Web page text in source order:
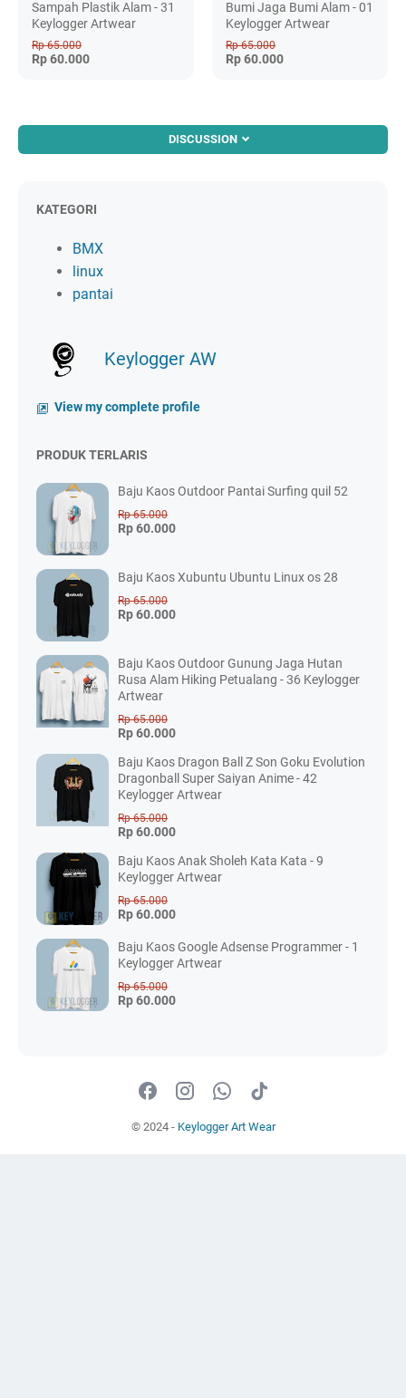
Sampah Plastik Alam - 31
Keylogger Artwear
Rp 65.000
Rp 60.000
Bumi Jaga Bumi Alam - 01
Keylogger Artwear
Rp 65.000
Rp 60.000
DISCUSSION
KATEGORI
BMX
linux
pantai
Keylogger AW
View my complete profile
PRODUK TERLARIS
Baju Kaos Outdoor Pantai Surfing quil 52
Rp 65.000
Rp 60.000
Baju Kaos Xubuntu Ubuntu Linux os 28
Rp 65.000
Rp 60.000
Baju Kaos Outdoor Gunung Jaga Hutan
Rusa Alam Hiking Petualang - 36 Keylogger
Artwear
Rp 65.000
Rp 60.000
Baju Kaos Dragon Ball Z Son Goku Evolution
Dragonball Super Saiyan Anime - 42
Keylogger Artwear
Rp 65.000
Rp 60.000
Baju Kaos Anak Sholeh Kata Kata - 9
Keylogger Artwear
Rp 65.000
Rp 60.000
Baju Kaos Google Adsense Programmer - 1
Keylogger Artwear
Rp 65.000
Rp 60.000
© 2024 - Keylogger Art Wear